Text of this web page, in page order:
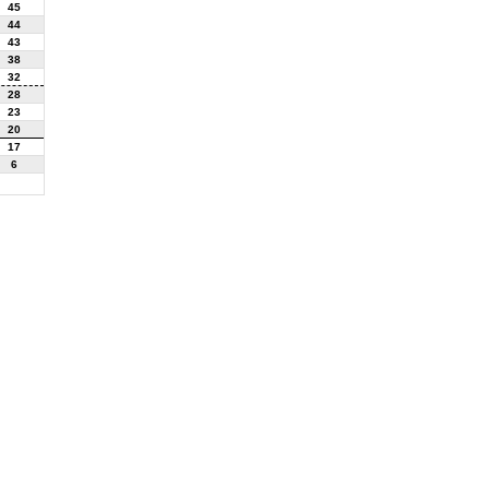
45
44
43
38
32
28
23
20
17
6